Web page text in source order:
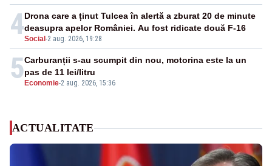
4Social -2 aug. 2026, 19:28
Drona care a ținut Tulcea în alertă a zburat 20 de minute
deasupra apelor României. Au fost ridicate două F-16
5 Economie-2 aug. 2026, 15:36
Carburanții s-au scumpit din nou, motorina este la un
pas de 11 lei/litru
ACTUALITATE